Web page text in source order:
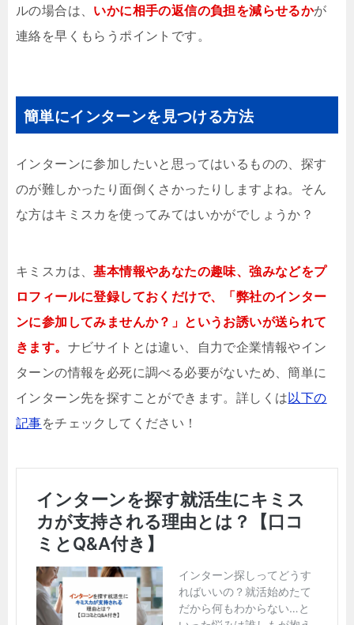
ルの場合は、 いかに相手の返信の負担を減らせるかが
連絡を早くもらうポイントです。
簡単にインターンを見つける方法
インターンに参加したいと思ってはいるものの、探す
のが難しかったり面倒くさかったりしますよね。そん
な方はキミスカを使ってみてはいかがでしょうか？
キミスカは、基本情報やあなたの趣味、強みなどをプ
ロフィールに登録しておくだけで、「弊社のインター
ンに参加してみませんか？」というお誘いが送られて
きます。 ナビサイトとは違い、自力で企業情報やイン
ターンの情報を必死に調べる必要がないため、簡単に
インターン先を探すことができます。詳しくは 以下の
記事をチェックしてください！